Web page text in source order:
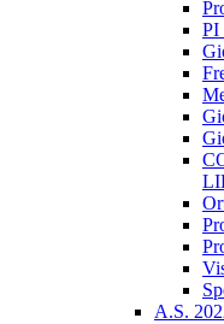
PI
A.S.